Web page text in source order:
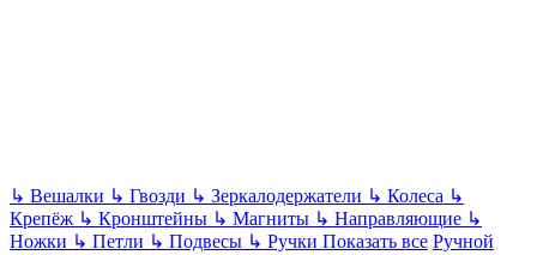
↳ Вешалки ↳ Гвозди ↳ Зеркалодержатели ↳ Колеса ↳
Крепёж ↳ Кронштейны ↳ Магниты ↳ Направляющие ↳
Ножки ↳ Петли ↳ Подвесы ↳ Ручки Показать все Ручной